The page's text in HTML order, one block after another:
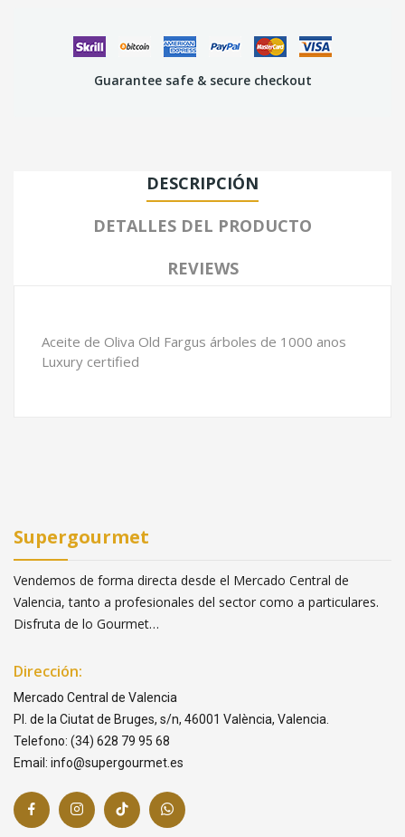
Guarantee safe & secure checkout
DESCRIPCIÓN
DETALLES DEL PRODUCTO
REVIEWS
Aceite de Oliva Old Fargus árboles de 1000 anos
Luxury certified
Supergourmet
Vendemos de forma directa desde el Mercado Central de
Valencia, tanto a profesionales del sector como a particulares.
Disfruta de lo Gourmet…
Dirección:
Mercado Central de Valencia
Pl. de la Ciutat de Bruges, s/n, 46001 València, Valencia.
Telefono: (34) 628 79 95 68
Email: info@supergourmet.es